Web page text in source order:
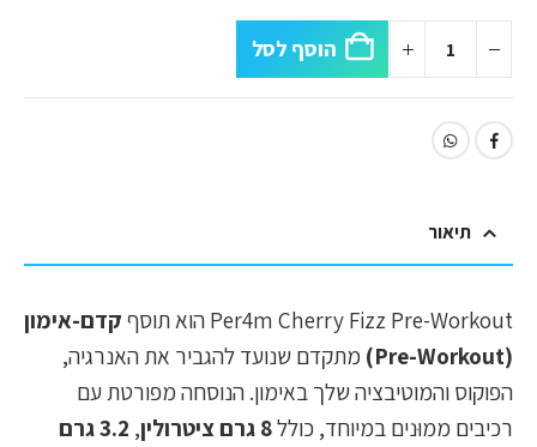
הוסף לסל
תיאור
Per4m Cherry Fizz Pre-Workout הוא תוסף
קדם-אימון
(Pre-Workout)
מתקדם שנועד להגביר את האנרגיה,
הפוקוס והמוטיבציה שלך באימון. הנוסחה מפורטת עם
רכיבים ממוּנים במיוחד, כולל8 גרם ציטרולין ,
3.2 גרם